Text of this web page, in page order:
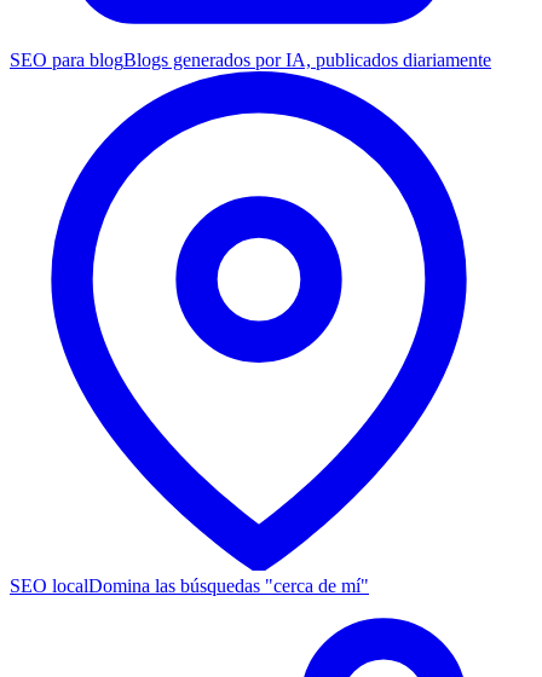
SEO para blogBlogs generados por IA, publicados diariamente
SEO localDomina las búsquedas "cerca de mí"